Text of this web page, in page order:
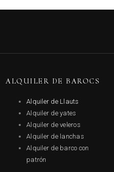
ALQUILER DE BAROCS
Alquiler de Llauts
Alquiler de yates
Alquiler de veleros
Alquiler de lanchas
Alquiler de barco con
patrón